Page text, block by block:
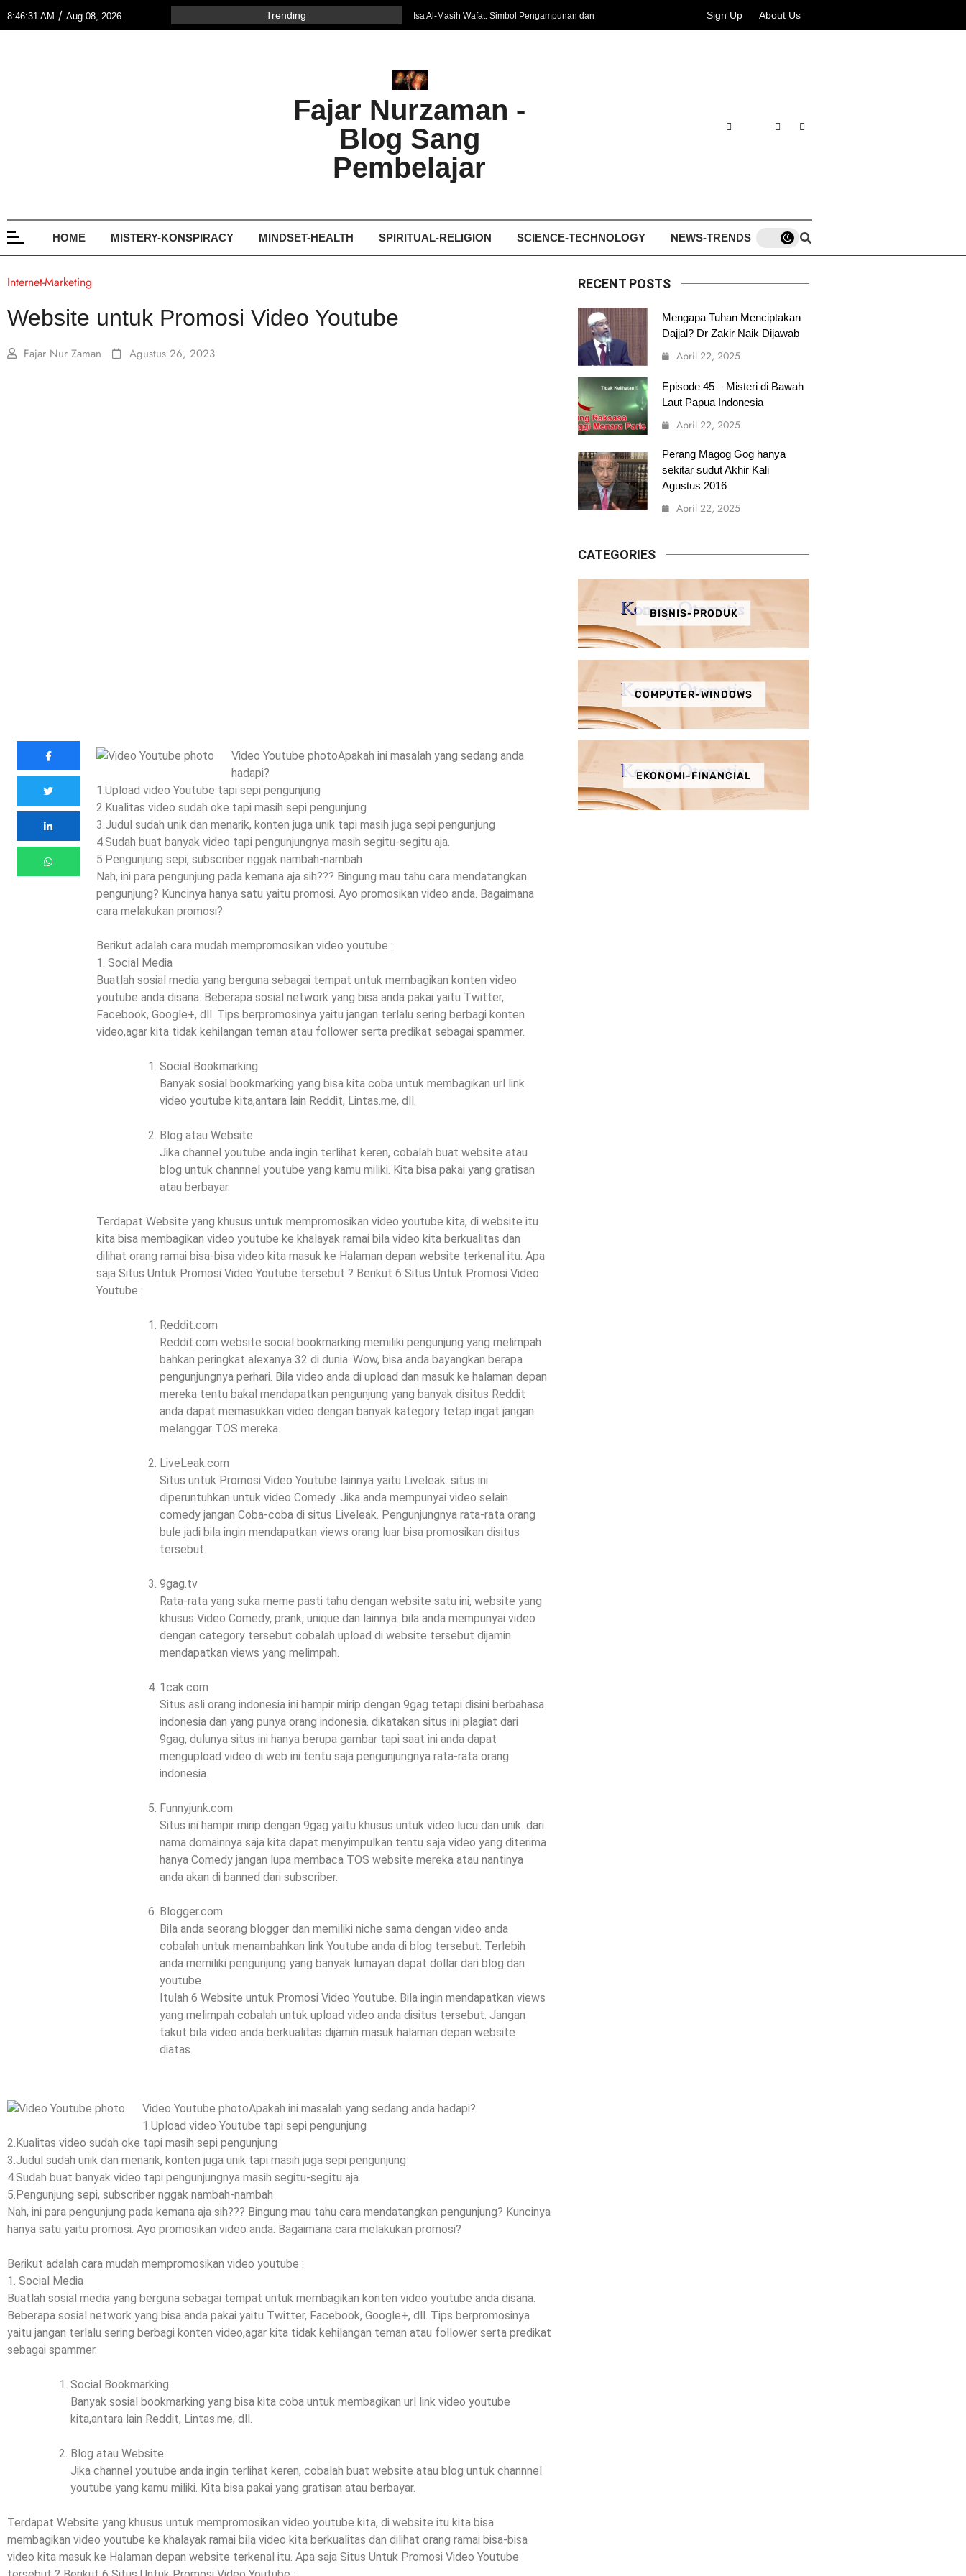
8:46:31 AM / Aug 08, 2026 Trending
Isa Al-Masih Wafat: Simbol Pengampunan dan
Harapan Baru
Ghosting: Menghilang Tanpa Jejak, Tren Toxic
Bukan Seberapa Keras Kita Jatuh, tetapi
Bagaimana Kita Bangkit Kembali
Dampak Fatherless: Ketika Anak Salah
Mengartikan Cinta dan Kasih Sayang
Sign Up About Us
Fajar Nurzaman -
Blog Sang
Pembelajar
HOME MISTERY-KONSPIRACY MINDSET-HEALTH SPIRITUAL-RELIGION SCIENCE-TECHNOLOGY NEWS-TRENDS
Internet-Marketing
Website untuk Promosi Video Youtube
Fajar Nur Zaman Agustus 26, 2023
Video Youtube photoApakah ini masalah yang sedang anda
hadapi?
1.Upload video Youtube tapi sepi pengunjung
2.Kualitas video sudah oke tapi masih sepi pengunjung
3.Judul sudah unik dan menarik, konten juga unik tapi masih juga sepi pengunjung
4.Sudah buat banyak video tapi pengunjungnya masih segitu-segitu aja.
5.Pengunjung sepi, subscriber nggak nambah-nambah
Nah, ini para pengunjung pada kemana aja sih??? Bingung mau tahu cara mendatangkan
pengunjung? Kuncinya hanya satu yaitu promosi. Ayo promosikan video anda. Bagaimana
cara melakukan promosi?
Berikut adalah cara mudah mempromosikan video youtube :
1. Social Media
Buatlah sosial media yang berguna sebagai tempat untuk membagikan konten video
youtube anda disana. Beberapa sosial network yang bisa anda pakai yaitu Twitter,
Facebook, Google+, dll. Tips berpromosinya yaitu jangan terlalu sering berbagi konten
video,agar kita tidak kehilangan teman atau follower serta predikat sebagai spammer.
Social Bookmarking
Banyak sosial bookmarking yang bisa kita coba untuk membagikan url link
video youtube kita,antara lain Reddit, Lintas.me, dll.
Blog atau Website
Jika channel youtube anda ingin terlihat keren, cobalah buat website atau
blog untuk channnel youtube yang kamu miliki. Kita bisa pakai yang gratisan
atau berbayar.
Terdapat Website yang khusus untuk mempromosikan video youtube kita, di website itu
kita bisa membagikan video youtube ke khalayak ramai bila video kita berkualitas dan
dilihat orang ramai bisa-bisa video kita masuk ke Halaman depan website terkenal itu. Apa
saja Situs Untuk Promosi Video Youtube tersebut ? Berikut 6 Situs Untuk Promosi Video
Youtube :
Reddit.com
Reddit.com website social bookmarking memiliki pengunjung yang melimpah
bahkan peringkat alexanya 32 di dunia. Wow, bisa anda bayangkan berapa
pengunjungnya perhari. Bila video anda di upload dan masuk ke halaman depan
mereka tentu bakal mendapatkan pengunjung yang banyak disitus Reddit
anda dapat memasukkan video dengan banyak kategory tetap ingat jangan
melanggar TOS mereka.
LiveLeak.com
Situs untuk Promosi Video Youtube lainnya yaitu Liveleak. situs ini
diperuntuhkan untuk video Comedy. Jika anda mempunyai video selain
comedy jangan Coba-coba di situs Liveleak. Pengunjungnya rata-rata orang
bule jadi bila ingin mendapatkan views orang luar bisa promosikan disitus
tersebut.
9gag.tv
Rata-rata yang suka meme pasti tahu dengan website satu ini, website yang
khusus Video Comedy, prank, unique dan lainnya. bila anda mempunyai video
dengan category tersebut cobalah upload di website tersebut dijamin
mendapatkan views yang melimpah.
1cak.com
Situs asli orang indonesia ini hampir mirip dengan 9gag tetapi disini berbahasa
indonesia dan yang punya orang indonesia. dikatakan situs ini plagiat dari
9gag, dulunya situs ini hanya berupa gambar tapi saat ini anda dapat
mengupload video di web ini tentu saja pengunjungnya rata-rata orang
indonesia.
Funnyjunk.com
Situs ini hampir mirip dengan 9gag yaitu khusus untuk video lucu dan unik. dari
nama domainnya saja kita dapat menyimpulkan tentu saja video yang diterima
hanya Comedy jangan lupa membaca TOS website mereka atau nantinya
anda akan di banned dari subscriber.
Blogger.com
Bila anda seorang blogger dan memiliki niche sama dengan video anda
cobalah untuk menambahkan link Youtube anda di blog tersebut. Terlebih
anda memiliki pengunjung yang banyak lumayan dapat dollar dari blog dan
youtube.
Itulah 6 Website untuk Promosi Video Youtube. Bila ingin mendapatkan views
yang melimpah cobalah untuk upload video anda disitus tersebut. Jangan
takut bila video anda berkualitas dijamin masuk halaman depan website
diatas.
Video Youtube photoApakah ini masalah yang sedang anda hadapi?
1.Upload video Youtube tapi sepi pengunjung
2.Kualitas video sudah oke tapi masih sepi pengunjung
3.Judul sudah unik dan menarik, konten juga unik tapi masih juga sepi pengunjung
4.Sudah buat banyak video tapi pengunjungnya masih segitu-segitu aja.
5.Pengunjung sepi, subscriber nggak nambah-nambah
Nah, ini para pengunjung pada kemana aja sih??? Bingung mau tahu cara mendatangkan pengunjung? Kuncinya
hanya satu yaitu promosi. Ayo promosikan video anda. Bagaimana cara melakukan promosi?
Berikut adalah cara mudah mempromosikan video youtube :
1. Social Media
Buatlah sosial media yang berguna sebagai tempat untuk membagikan konten video youtube anda disana.
Beberapa sosial network yang bisa anda pakai yaitu Twitter, Facebook, Google+, dll. Tips berpromosinya
yaitu jangan terlalu sering berbagi konten video,agar kita tidak kehilangan teman atau follower serta predikat
sebagai spammer.
Social Bookmarking
Banyak sosial bookmarking yang bisa kita coba untuk membagikan url link video youtube
kita,antara lain Reddit, Lintas.me, dll.
Blog atau Website
Jika channel youtube anda ingin terlihat keren, cobalah buat website atau blog untuk channnel
youtube yang kamu miliki. Kita bisa pakai yang gratisan atau berbayar.
Terdapat Website yang khusus untuk mempromosikan video youtube kita, di website itu kita bisa
membagikan video youtube ke khalayak ramai bila video kita berkualitas dan dilihat orang ramai bisa-bisa
video kita masuk ke Halaman depan website terkenal itu. Apa saja Situs Untuk Promosi Video Youtube
RECENT POSTS
Mengapa Tuhan Menciptakan
Dajjal? Dr Zakir Naik Dijawab
April 22, 2025
Episode 45 – Misteri di Bawah
Laut Papua Indonesia
April 22, 2025
Perang Magog Gog hanya
sekitar sudut Akhir Kali
Agustus 2016
April 22, 2025
CATEGORIES
BISNIS-PRODUK
COMPUTER-WINDOWS
EKONOMI-FINANCIAL